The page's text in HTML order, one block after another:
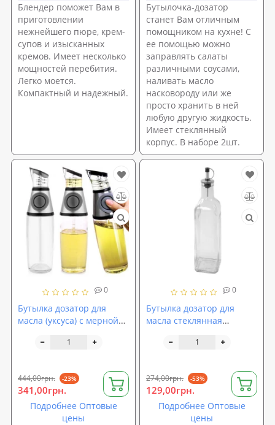
Блендер поможет Вам в
приготовлении
нежнейшего пюре, крем-
супов и изысканных
кремов. Имеет несколько
мощностей перебития.
Легко моется.
Компактный и надежный.
Бутылочка-дозатор
станет Вам отличным
помощником на кухне! С
ее помощью можно
заправлять салаты
различными соусами,
наливать масло
насковороду или же
просто хранить в ней
любую другую жидкость.
Имеет стеклянный
корпус. В наборе 2шт.
0
Бутылка дозатор для
масла (уксуса) с мерной
(R16386-1)
444,00грн. -23%
341,00грн.
Подробнее Оптовые
цены
0
Бутылка дозатор для
масла стеклянная
дозатором 500мл Stenson
274,00грн. -53%
129,00грн.
Подробнее Оптовые
цены